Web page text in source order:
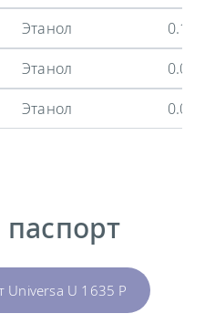
Этанол
0.15
Этанол
0.05
Этанол 0.02
Universa U 1635 P